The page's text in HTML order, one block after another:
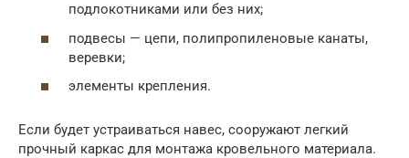
подлокотниками или без них;
подвесы — цепи, полипропиленовые канаты,
веревки;
элементы крепления.
Если будет устраиваться навес, сооружают легкий
прочный каркас для монтажа кровельного материала.